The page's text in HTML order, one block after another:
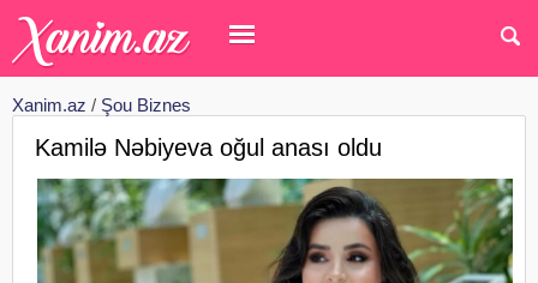
Xanim.az / Şou Biznes
Kamilə Nəbiyeva oğul anası oldu